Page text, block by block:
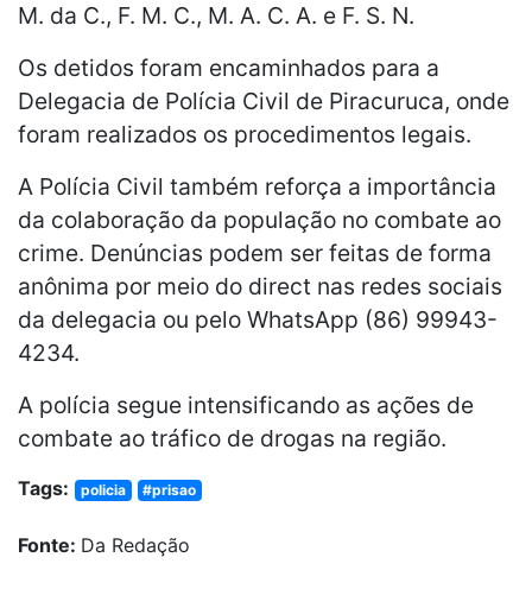
M. da C., F. M. C., M. A. C. A. e F. S. N.
Os detidos foram encaminhados para a
Delegacia de Polícia Civil de Piracuruca, onde
foram realizados os procedimentos legais.
A Polícia Civil também reforça a importância
da colaboração da população no combate ao
crime. Denúncias podem ser feitas de forma
anônima por meio do direct nas redes sociais
da delegacia ou pelo WhatsApp (86) 99943-
4234.
A polícia segue intensificando as ações de
combate ao tráfico de drogas na região.
Tags: policia #prisao
Fonte: Da Redação